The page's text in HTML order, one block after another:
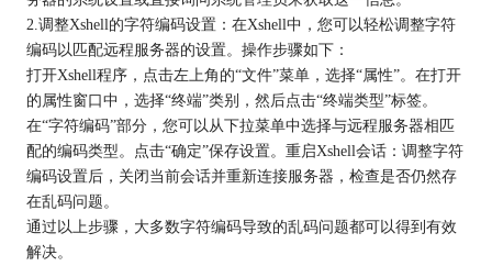
2.调整Xshell的字符编码设置：在Xshell中，您可以轻松调整字符
编码以匹配远程服务器的设置。操作步骤如下：
打开Xshell程序，点击左上角的“文件”菜单，选择“属性”。在打开
的属性窗口中，选择“终端”类别，然后点击“终端类型”标签。
在“字符编码”部分，您可以从下拉菜单中选择与远程服务器相匹
配的编码类型。点击“确定”保存设置。重启Xshell会话：调整字符
编码设置后，关闭当前会话并重新连接服务器，检查是否仍然存
在乱码问题。
通过以上步骤，大多数字符编码导致的乱码问题都可以得到有效
解决。